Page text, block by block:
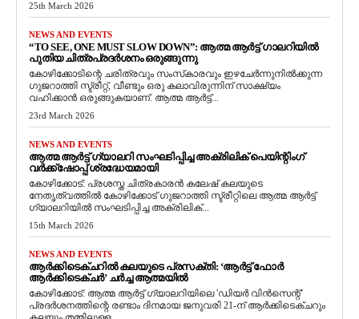
25th March 2026
NEWS AND EVENTS
“TO SEE, ONE MUST SLOW DOWN”: ആത്മ ആർട്ട് ഗാലറിയിൽ
പുതിയ ചിത്രപ്രദർശനം ഒരുങ്ങുന്നു
കോഴിക്കോടിന്റെ ചരിത്രവും സംസ്‌കാരവും ഇഴചേർന്നുനിൽക്കുന്ന
ഗുജറാത്തി സ്ട്രീറ്റ്, വീണ്ടും ഒരു കലാവിരുന്നിന് സാക്ഷ്യം
വഹിക്കാൻ ഒരുങ്ങുകയാണ്. ആത്മ ആർട്ട്...
23rd March 2026
NEWS AND EVENTS
ആത്മ ആർട്ട് ഗ്യാലറി സംഘടിപ്പിച്ച അക്രിലിക് പെയിന്റിംഗ്
വർക്ക്‌ഷോപ്പ് ശ്രദ്ധേയമായി
കോഴിക്കോട്: പ്രശസ്ത ചിത്രകാരൻ കലേഷ് കലയുടെ
നേതൃത്വത്തിൽ കോഴിക്കോട് ഗുജറാത്തി സ്ട്രീറ്റിലെ ആത്മ ആർട്ട്
ഗ്യാലറിയിൽ സംഘടിപ്പിച്ച അക്രിലിക്...
15th March 2026
NEWS AND EVENTS
ആർക്കിടെക്ചറിൽ കലയുടെ പ്രസക്തി: ‘ആർട്ട് ഫോർ
ആർക്കിടെക്ചർ’ ചർച്ച ആത്മയിൽ
​കോഴിക്കോട്: ആത്മ ആർട്ട് ഗ്യാലറിയിലെ 'ഡിയർ വിൻസെന്റ്'
പ്രദർശനത്തിന്റെ രണ്ടാം ദിനമായ ജനുവരി 21-ന് ആർക്കിടെക്ചറും